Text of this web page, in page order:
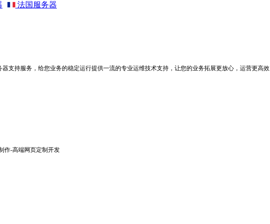
法国服务器
器支持服务，给您业务的稳定运行提供一流的专业运维技术支持，让您的业务拓展更放心，运营更高效
作-高端网页定制开发